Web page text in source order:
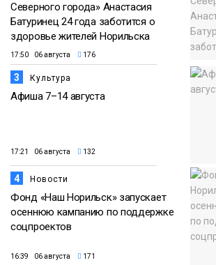
Северного города» Анастасия
Батуринец 24 года заботится о
здоровье жителей Норильска
17:50 06 августа 176
3 Культура
Афиша 7–14 августа
17:21 06 августа 132
4 Новости
Фонд «Наш Норильск» запускает
осеннюю кампанию по поддержке
соцпроектов
16:39 06 августа 171